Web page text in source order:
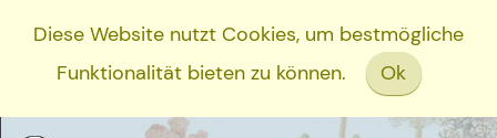
Diese Website nutzt Cookies, um bestmögliche
Funktionalität bieten zu können.
Ok